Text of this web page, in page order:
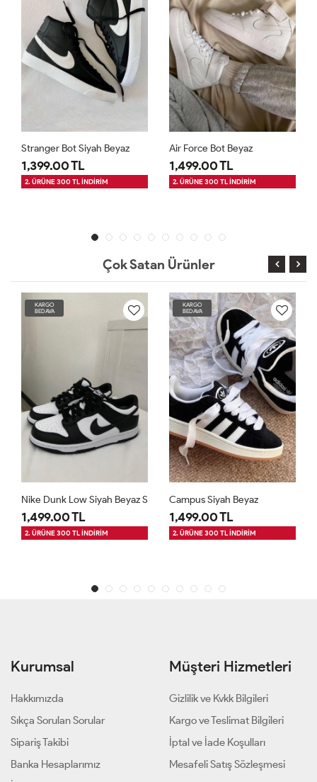
Stranger Bot Siyah Beyaz
1,399.00 TL
2. ÜRÜNE 300 TL İNDİRİM
Air Force Bot Beyaz
1,499.00 TL
2. ÜRÜNE 300 TL İNDİRİM
Çok Satan Ürünler
KARGO
BEDAVA
Nike Dunk Low Siyah Beyaz S
1,499.00 TL
2. ÜRÜNE 300 TL İNDİRİM
KARGO
BEDAVA
Campus Siyah Beyaz
1,499.00 TL
2. ÜRÜNE 300 TL İNDİRİM
Kurumsal
Hakkımızda
Sıkça Sorulan Sorular
Sipariş Takibi
Banka Hesaplarımız
Müşteri Hizmetleri
Gizlilik ve Kvkk Bilgileri
Kargo ve Teslimat Bilgileri
İptal ve İade Koşulları
Mesafeli Satış Sözleşmesi